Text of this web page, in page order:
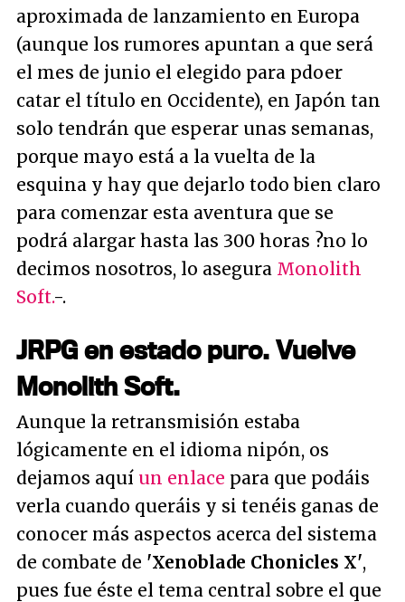
aproximada de lanzamiento en Europa
(aunque los rumores apuntan a que será
el mes de junio el elegido para pdoer
catar el título en Occidente), en Japón tan
solo tendrán que esperar unas semanas,
porque mayo está a la vuelta de la
esquina y hay que dejarlo todo bien claro
para comenzar esta aventura que se
podrá alargar hasta las 300 horas ?no lo
decimos nosotros, lo asegura Monolith
Soft.-.
JRPG en estado puro. Vuelve
Monolith Soft.
Aunque la retransmisión estaba
lógicamente en el idioma nipón, os
dejamos aquí un enlace para que podáis
verla cuando queráis y si tenéis ganas de
conocer más aspectos acerca del sistema
de combate de 'Xenoblade Chonicles X',
pues fue éste el tema central sobre el que